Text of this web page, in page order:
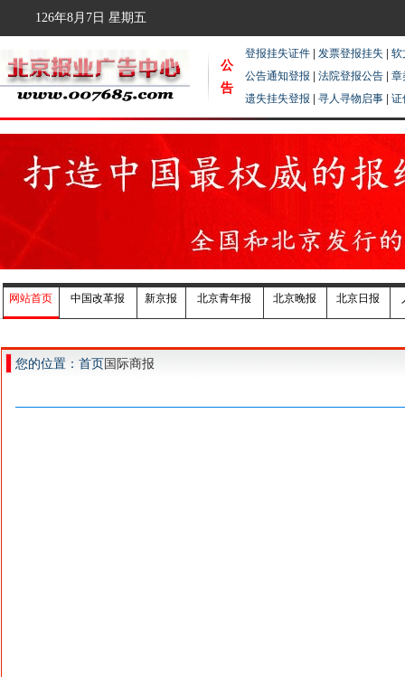
126年8月7日 星期五
公
告
登报挂失证件 发票登报挂失
软
公告通知登报
法院登报公告
章
遗失挂失登报
寻人寻物启事 证
网站首页 中国改革报 新京报 北京青年报 北京晚报 北京日报
您的位置：首页国际商报